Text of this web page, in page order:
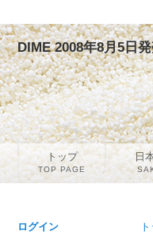
DIME 2008年8月5日
ログイン
トップ
TOP PAGE
日